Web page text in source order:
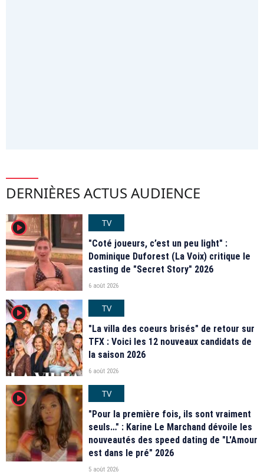
DERNIÈRES ACTUS AUDIENCE
player2
TV
"Coté joueurs, c’est un peu light" :
Dominique Duforest (La Voix) critique le
casting de "Secret Story" 2026
6 août 2026
player2
TV
"La villa des coeurs brisés" de retour sur
TFX : Voici les 12 nouveaux candidats de
la saison 2026
6 août 2026
player2
TV
"Pour la première fois, ils sont vraiment
seuls…" : Karine Le Marchand dévoile les
nouveautés des speed dating de "L'Amour
est dans le pré" 2026
5 août 2026